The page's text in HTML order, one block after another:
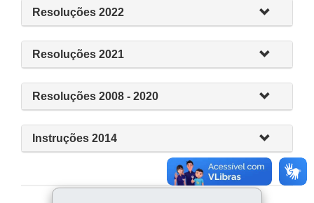
Resoluções 2022
Resoluções 2021
Resoluções 2008 - 2020
Instruções 2014